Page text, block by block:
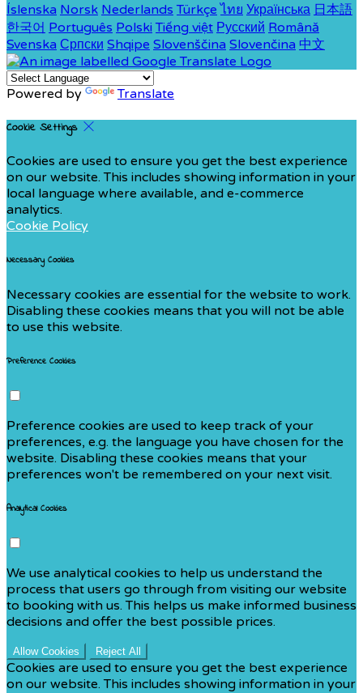
Íslenska Norsk Nederlands Türkçe ไทย Українська 日本語
한국어 Português Polski Tiếng việt Русский Română
Svenska Српски Shqipe Slovenščina Slovenčina 中文
Powered by Translate
Cookie Settings
Cookies are used to ensure you get the best experience
on our website. This includes showing information in your
local language where available, and e-commerce
analytics.
Cookie Policy
Necessary Cookies
Necessary cookies are essential for the website to work.
Disabling these cookies means that you will not be able
to use this website.
Preference Cookies
Preference cookies are used to keep track of your
preferences, e.g. the language you have chosen for the
website. Disabling these cookies means that your
preferences won't be remembered on your next visit.
Analytical Cookies
We use analytical cookies to help us understand the
process that users go through from visiting our website
to booking with us. This helps us make informed business
decisions and offer the best possible prices.
Allow Cookies Reject All
Cookies are used to ensure you get the best experience
on our website. This includes showing information in your